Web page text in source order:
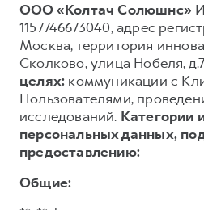
ООО «Колтач Солюшнс»
1157746673040, адрес
Москва, территория
Сколково, улица Нобеля,
целях: коммуникации с
Пользователями,
исследований. Категории
персональных данных,
предоставлению:
Общие: